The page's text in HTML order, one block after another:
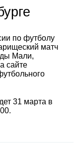
по футболу
матч
Мали,
сайте
31 марта в